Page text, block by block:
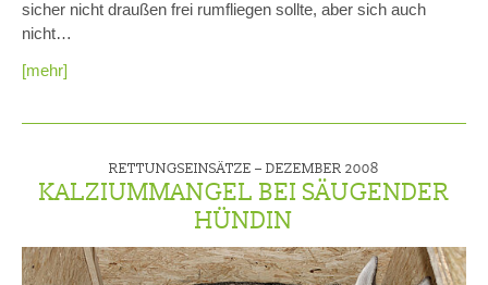
sicher nicht draußen frei rumfliegen sollte, aber sich auch
nicht…
[mehr]
RETTUNGSEINSÄTZE – DEZEMBER 2008
KALZIUMMANGEL BEI SÄUGENDER
HÜNDIN